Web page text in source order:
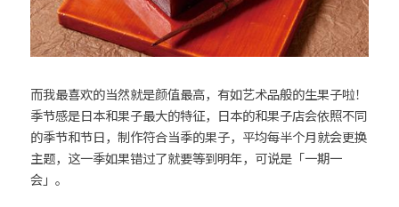
而我最喜欢的当然就是颜值最高，有如艺术品般的生果子啦！
季节感是日本和果子最大的特征，日本的和果子店会依照不同
的季节和节日，制作符合当季的果子，平均每半个月就会更换
主题，这一季如果错过了就要等到明年，可说是「一期一
会」。